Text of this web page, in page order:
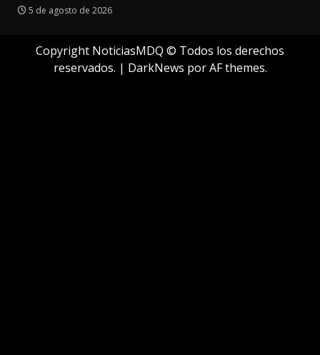
5 de agosto de 2026
Copyright NoticiasMDQ © Todos los derechos
reservados. | DarkNews por AF themes.